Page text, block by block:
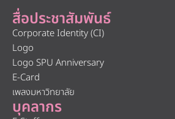
สื่อประชาสัมพันธ์
Corporate Identity (CI)
Logo
Logo SPU Anniversary
E-Card
เพลงมหาวิทยาลัย
บุคลากร